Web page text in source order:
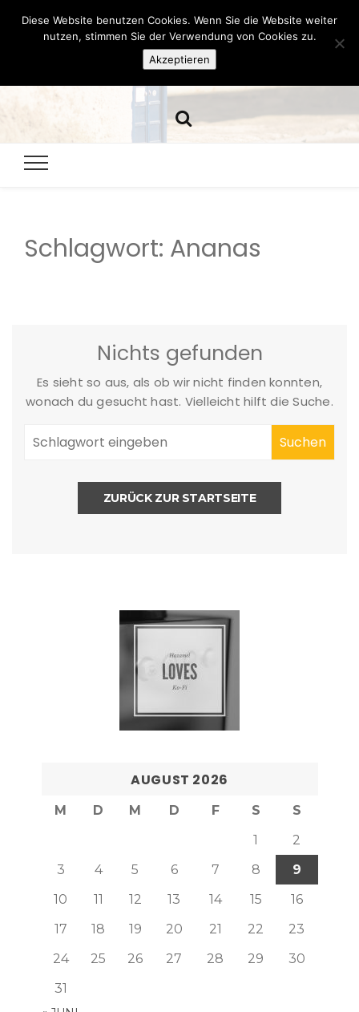
Hazamelistan
Schlagwort: Ananas
Nichts gefunden
Es sieht so aus, als ob wir nicht finden konnten,
wonach du gesucht hast. Vielleicht hilft die Suche.
ZURÜCK ZUR STARTSEITE
AUGUST 2026
M D M D F S
S
1
2
3
4 5 6 7 8
9
10
11 12 13 14 15
16
17
18 19 20 21 22
23
24
25 26 27 28 29
30
31
Diese Website benutzen Cookies. Wenn Sie die Website weiter
nutzen, stimmen Sie der Verwendung von Cookies zu.
Akzeptieren